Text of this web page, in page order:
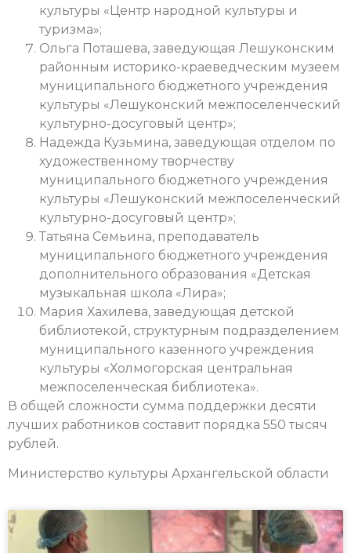
культуры «Центр народной культуры и
туризма»;
Ольга Поташева, заведующая Лешуконским
районным историко-краеведческим музеем
муниципального бюджетного учреждения
культуры «Лешуконский межпоселенческий
культурно-досуговый центр»;
Надежда Кузьмина, заведующая отделом по
художественному творчеству
муниципального бюджетного учреждения
культуры «Лешуконский межпоселенческий
культурно-досуговый центр»;
Татьяна Семьина, преподаватель
муниципального бюджетного учреждения
дополнительного образования «Детская
музыкальная школа «Лира»;
Мария Хахилева, заведующая детской
библиотекой, структурным подразделением
муниципального казенного учреждения
культуры «Холмогорская центральная
межпоселенческая библиотека».
В общей сложности сумма поддержки десяти
лучших работников составит порядка 550 тысяч
рублей.
Министерство культуры Архангельской области